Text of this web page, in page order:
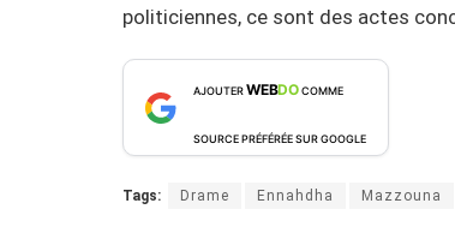
politiciennes, ce sont des actes
AJOUTERWEBDOCOMME
SOURCE PRÉFÉRÉE SUR GOOGLE
Tags: Drame Ennahdha Mazzouna